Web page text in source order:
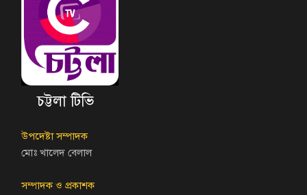
চট্টলা টিভি
উপদেষ্টা সম্পাদক
মোঃ খালেদ বেলাল
সম্পাদক ও প্রকাশক